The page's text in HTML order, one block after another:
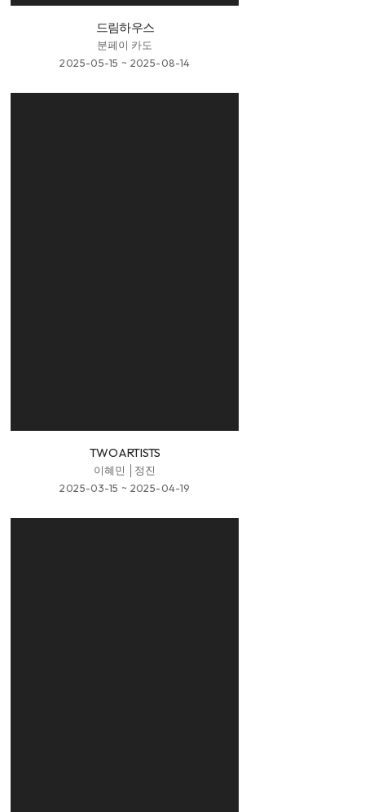
드림하우스
분페이 카도
2025-05-15 ~ 2025-08-14
TWO ARTISTS
이혜민 │정진
2025-03-15 ~ 2025-04-19